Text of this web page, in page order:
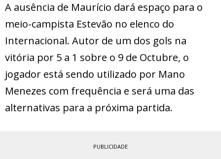
A ausência de Maurício dará espaço para o
meio-campista Estevão no elenco do
Internacional. Autor de um dos gols na
vitória por 5 a 1 sobre o 9 de Octubre, o
jogador está sendo utilizado por Mano
Menezes com frequência e será uma das
alternativas para a próxima partida.
PUBLICIDADE